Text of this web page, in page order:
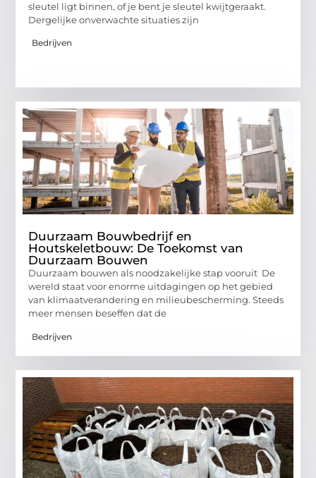
sleutel ligt binnen, of je bent je sleutel kwijtgeraakt.
Dergelijke onverwachte situaties zijn
Bedrijven
Duurzaam Bouwbedrijf en
Houtskeletbouw: De Toekomst van
Duurzaam Bouwen
Duurzaam bouwen als noodzakelijke stap vooruit De
wereld staat voor enorme uitdagingen op het gebied
van klimaatverandering en milieubescherming. Steeds
meer mensen beseffen dat de
Bedrijven